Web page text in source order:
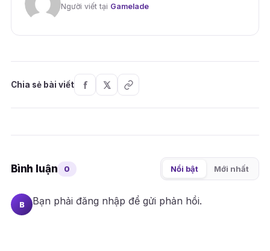
Người viết tại Gamelade
Chia sẻ bài viết
Bình luận 0 Nổi bật Mới nhất
B Bạn phải đăng nhập để gửi phản hồi.